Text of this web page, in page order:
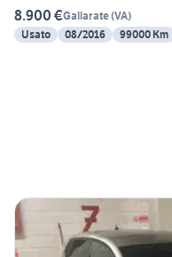
8.900 €Gallarate(VA)
Usato
08/2016 99000 Km